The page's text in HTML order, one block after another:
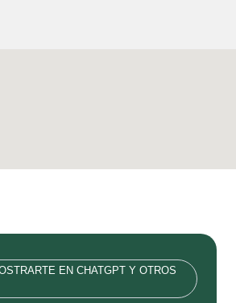
EN CHATGPT Y OTROS